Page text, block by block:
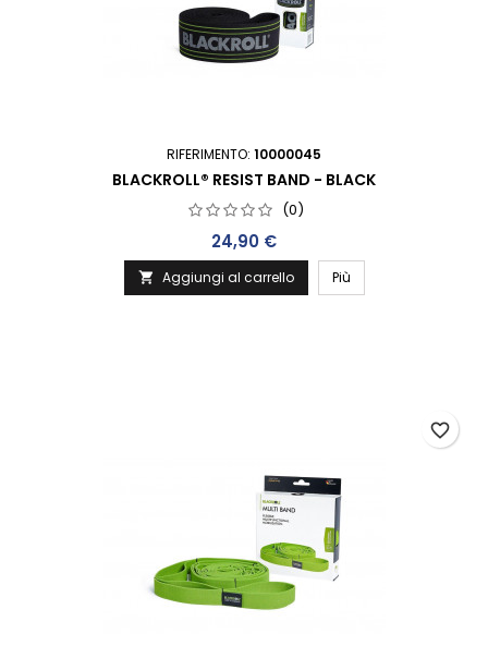
RIFERIMENTO: 10000045
BLACKROLL® RESIST BAND - BLACK
(0)
Prezzo
24,90 €
 Aggiungi al carrello Più
favorite_border